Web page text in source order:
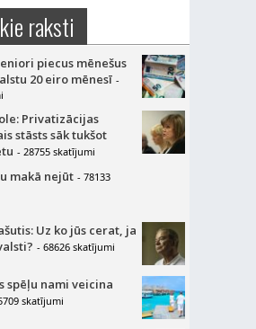
raksti
piecus mēnešus
20 eiro mēnesī -
Privatizācijas
stāsts sāk tukšot
- 28755 skatījumi
makā nejūt - 78133
Uz ko jūs cerat, ja
- 68626 skatījumi
spēļu nami veicina
skatījumi